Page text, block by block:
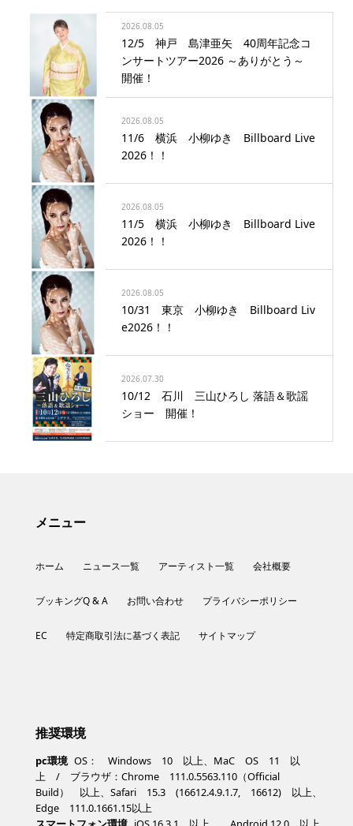
2026.08.05
12/5 神戸 島津亜矢 40周年記念コ
ンサートツアー2026 ～ありがとう～
開催！
2026.08.05
11/6 横浜 小柳ゆき Billboard Live
2026！！
2026.08.05
11/5 横浜 小柳ゆき Billboard Live
2026！！
2026.08.05
10/31 東京 小柳ゆき Billboard Liv
e2026！！
2026.07.30
10/12 石川 三山ひろし 落語＆歌謡
ショー 開催！
メニュー
ホーム ニュース一覧 アーティスト一覧 会社概要
ブッキングQ & A お問い合わせ プライバシーポリシー
EC 特定商取引法に基づく表記 サイトマップ
推奨環境
pc環境 OS： Windows 10 以上、MaC OS 11 以
上 / ブラウザ：Chrome 111.0.5563.110（Official
Build） 以上、Safari 15.3 (16612.4.9.1.7, 16612) 以上、
Edge 111.0.1661.15以上